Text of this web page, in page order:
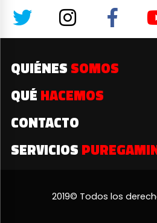
QUIÉNES SOMOS
QUÉ HACEMOS
CONTACTO
SERVICIOS
2019© Todos los